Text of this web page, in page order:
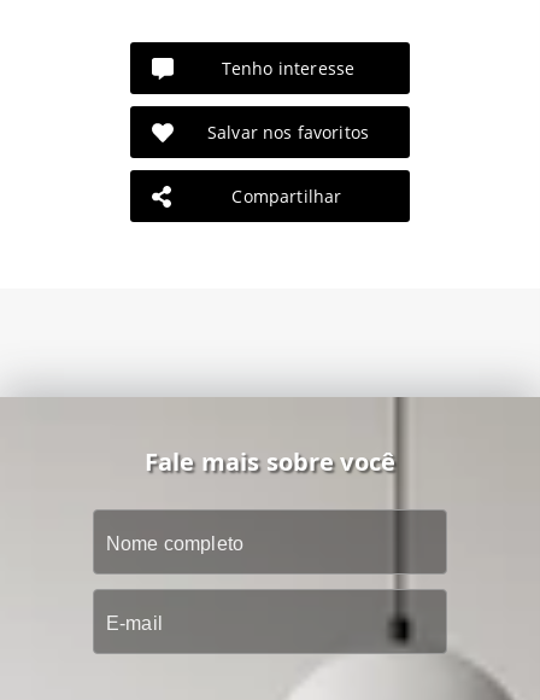
Tenho interesse
Salvar nos favoritos
Compartilhar
Fale mais sobre você